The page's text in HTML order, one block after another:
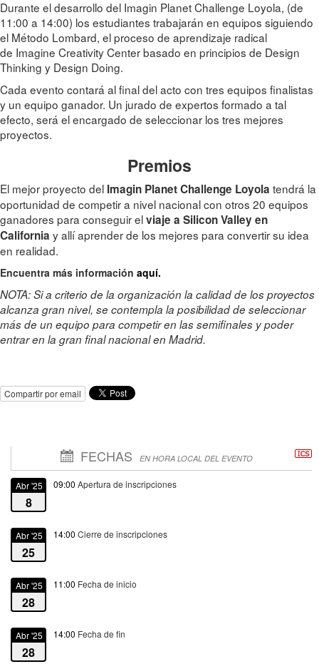
Durante el desarrollo del Imagin Planet Challenge Loyola, (de
11:00 a 14:00) los estudiantes trabajarán en equipos siguiendo
el Método Lombard, el proceso de aprendizaje radical
de Imagine Creativity Center basado en principios de Design
Thinking y Design Doing.
Cada evento contará al final del acto con tres equipos finalistas
y un equipo ganador. Un jurado de expertos formado a tal
efecto, será el encargado de seleccionar los tres mejores
proyectos.
Premios
El mejor proyecto del Imagin Planet Challenge Loyola tendrá la
oportunidad de competir a nivel nacional con otros 20 equipos
ganadores para conseguir elviaje a Silicon Valley en
California y allí aprender de los mejores para convertir su idea
en realidad.
Encuentra más información aquí.
NOTA: Si a criterio de la organización la calidad de los proyectos
alcanza gran nivel, se contempla la posibilidad de seleccionar
más de un equipo para competir en las semifinales y poder
entrar en la gran final nacional en Madrid.
Compartir por email
FECHAS EN HORA LOCAL DEL EVENTO
Abr '25
8
09:00 Apertura de inscripciones
Abr '25
25
14:00 Cierre de inscripciones
Abr '25
28
11:00 Fecha de inicio
Abr '25
28
14:00 Fecha de fin